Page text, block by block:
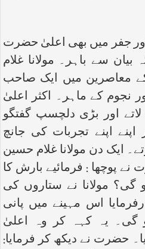
جفر میں بھی اعلیٰ حضرت
سے باہر۔ مولانا غلام
معاصرین میں ایک صاحب
نجوم کے ماہر۔ اکثر اعلیٰ
اور بڑی دلچسپ گفتگو
اپنے تجربات کی جانچ
ایک دن مولانا غلام حسین
پوچھا : فرمائیے بارش کا
گی؟ مولانا نے ستاروں کی
اس مہینے میں پانی
گی۔ یہ کہہ کر وہ اعلیٰ
حضرت نے دیکھ کر فرمایا: